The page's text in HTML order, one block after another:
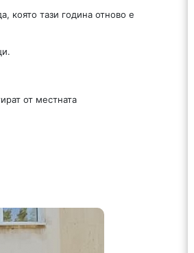
която тази година отново е
от местната